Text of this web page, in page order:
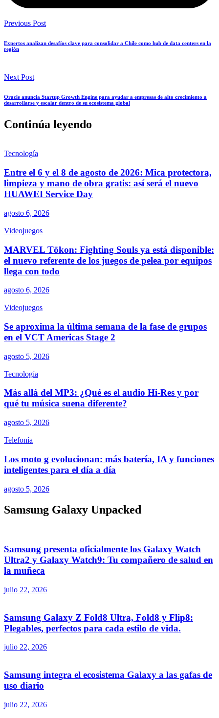
Previous Post
Expertos analizan desafíos clave para consolidar a Chile como hub de data centers en la
región
Next Post
Oracle anuncia Startup Growth Engine para ayudar a empresas de alto crecimiento a
desarrollarse y escalar dentro de su ecosistema global
Continúa leyendo
Tecnología
Entre el 6 y el 8 de agosto de 2026: Mica protectora,
limpieza y mano de obra gratis: así será el nuevo
HUAWEI Service Day
agosto 6, 2026
Videojuegos
MARVEL Tōkon: Fighting Souls ya está disponible:
el nuevo referente de los juegos de pelea por equipos
llega con todo
agosto 6, 2026
Videojuegos
Se aproxima la última semana de la fase de grupos
en el VCT Americas Stage 2
agosto 5, 2026
Tecnología
Más allá del MP3: ¿Qué es el audio Hi-Res y por
qué tu música suena diferente?
agosto 5, 2026
Telefonía
Los moto g evolucionan: más batería, IA y funciones
inteligentes para el día a día
agosto 5, 2026
Samsung Galaxy Unpacked
Samsung presenta oficialmente los Galaxy Watch
Ultra2 y Galaxy Watch9: Tu compañero de salud en
la muñeca
julio 22, 2026
Samsung Galaxy Z Fold8 Ultra, Fold8 y Flip8:
Plegables, perfectos para cada estilo de vida.
julio 22, 2026
Samsung integra el ecosistema Galaxy a las gafas de
uso diario
julio 22, 2026